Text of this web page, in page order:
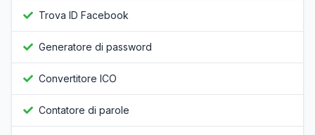
Trova ID Facebook
Generatore di password
Convertitore ICO
Contatore di parole